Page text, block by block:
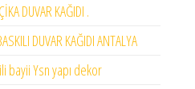
DUVAR KAĞIDI .
DUVAR KAĞIDI ANTALYA
bayii Ysn yapı dekor